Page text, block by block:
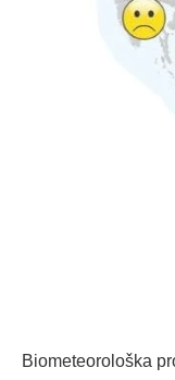
Biometeorološka